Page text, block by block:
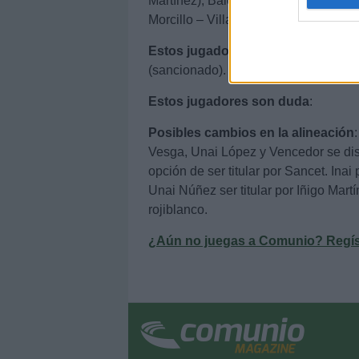
web or
I want
I want
Morcillo – Villalibre, Sancet.
Estos jugadores son baja
: Yuri,
(sancionado).
Estos jugadores son duda:
Posibles cambios en la alineación
Vesga, Unai López y Vencedor se
opción de ser titular por Sancet.
Unai Núñez ser titular por Iñigo
rojiblanco.
¿Aún no juegas a Comunio?